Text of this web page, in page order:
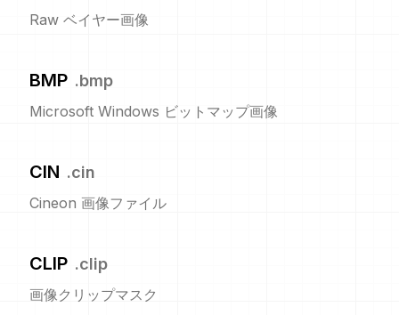
Raw ベイヤー画像
BMP .bmp
Microsoft Windows ビットマップ画像
CIN .cin
Cineon 画像ファイル
CLIP .clip
画像クリップマスク